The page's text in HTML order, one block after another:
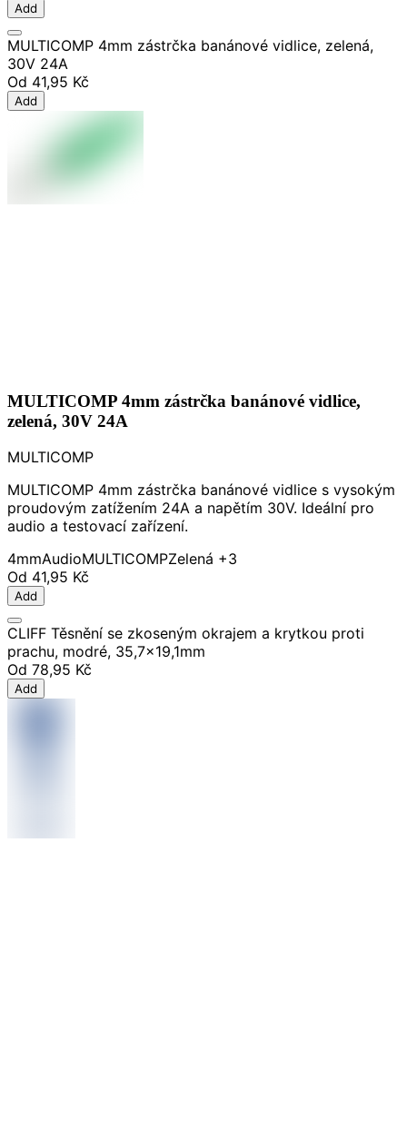
Add
MULTICOMP 4mm zástrčka banánové vidlice, zelená,
30V 24A
Od 41,95 Kč
Add
MULTICOMP 4mm zástrčka banánové vidlice,
zelená, 30V 24A
MULTICOMP
MULTICOMP 4mm zástrčka banánové vidlice s vysokým
proudovým zatížením 24A a napětím 30V. Ideální pro
audio a testovací zařízení.
4mmAudioMULTICOMPZelená +3
Od 41,95 Kč
Add
CLIFF Těsnění se zkoseným okrajem a krytkou proti
prachu, modré, 35,7x19,1mm
Od 78,95 Kč
Add